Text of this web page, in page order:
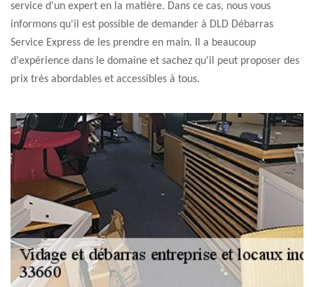
service d'un expert en la matière. Dans ce cas, nous vous
informons qu'il est possible de demander à DLD Débarras
Service Express de les prendre en main. Il a beaucoup
d'expérience dans le domaine et sachez qu'il peut proposer des
prix très abordables et accessibles à tous.